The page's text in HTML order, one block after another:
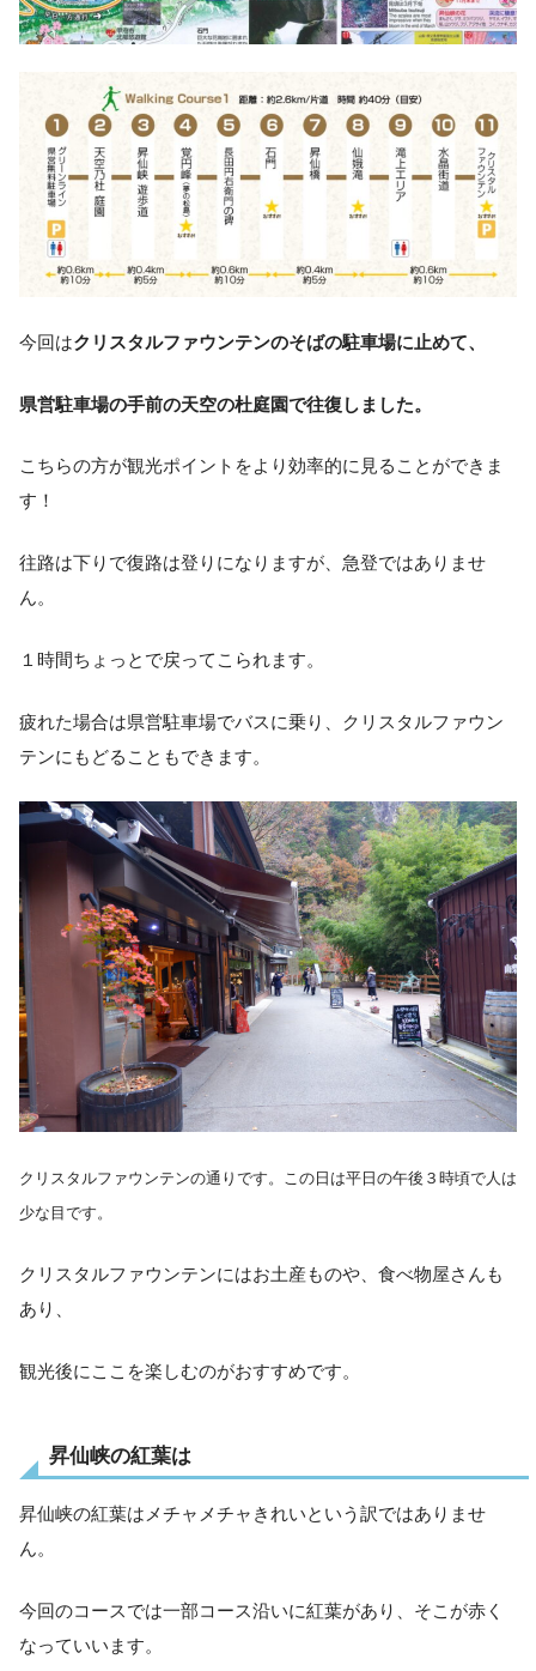
今回はクリスタルファウンテンのそばの駐車場に止めて、
県営駐車場の手前の天空の杜庭園で往復しました。
こちらの方が観光ポイントをより効率的に見ることができま
す！
往路は下りで復路は登りになりますが、急登ではありませ
ん。
１時間ちょっとで戻ってこられます。
疲れた場合は県営駐車場でバスに乗り、クリスタルファウン
テンにもどることもできます。
クリスタルファウンテンの通りです。この日は平日の午後３時頃で人は
少な目です。
クリスタルファウンテンにはお土産ものや、食べ物屋さんも
あり、
観光後にここを楽しむのがおすすめです。
昇仙峡の紅葉は
昇仙峡の紅葉はメチャメチャきれいという訳ではありませ
ん。
今回のコースでは一部コース沿いに紅葉があり、そこが赤く
なっていいます。